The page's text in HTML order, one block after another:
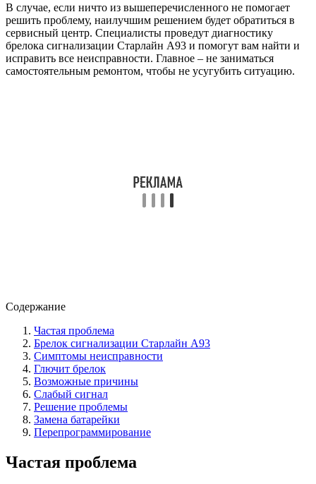
В случае, если ничто из вышеперечисленного не помогает
решить проблему, наилучшим решением будет обратиться в
сервисный центр. Специалисты проведут диагностику
брелока сигнализации Старлайн А93 и помогут вам найти и
исправить все неисправности. Главное – не заниматься
самостоятельным ремонтом, чтобы не усугубить ситуацию.
Содержание
Частая проблема
Брелок сигнализации Старлайн А93
Симптомы неисправности
Глючит брелок
Возможные причины
Слабый сигнал
Решение проблемы
Замена батарейки
Перепрограммирование
Частая проблема